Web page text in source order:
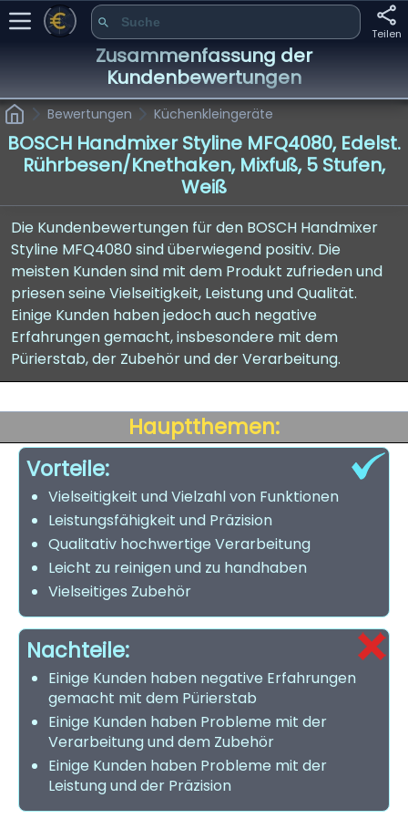
Teilen
Zusammenfassung der
Kundenbewertungen
Bewertungen Küchenkleingeräte
BOSCH Handmixer Styline MFQ4080, Edelst.
Rührbesen/Knethaken, Mixfuß, 5 Stufen,
Weiß
Die Kundenbewertungen für den BOSCH Handmixer
Styline MFQ4080 sind überwiegend positiv. Die
meisten Kunden sind mit dem Produkt zufrieden und
priesen seine Vielseitigkeit, Leistung und Qualität.
Einige Kunden haben jedoch auch negative
Erfahrungen gemacht, insbesondere mit dem
Pürierstab, der Zubehör und der Verarbeitung.
Hauptthemen:
Vorteile:
Vielseitigkeit und Vielzahl von Funktionen
Leistungsfähigkeit und Präzision
Qualitativ hochwertige Verarbeitung
Leicht zu reinigen und zu handhaben
Vielseitiges Zubehör
Nachteile:
Einige Kunden haben negative Erfahrungen
gemacht mit dem Pürierstab
Einige Kunden haben Probleme mit der
Verarbeitung und dem Zubehör
Einige Kunden haben Probleme mit der
Leistung und der Präzision